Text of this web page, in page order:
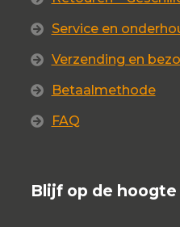
Service en
Verzending en
Betaalmethode
FAQ
Blijf op de hoogte